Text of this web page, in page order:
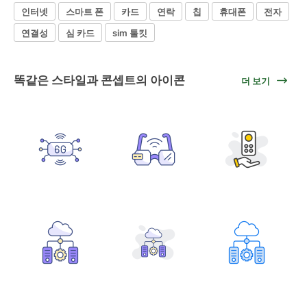
인터넷 스마트 폰 카드 연락 칩 휴대폰
전자
연결성
심 카드 sim 툴킷
똑같은 스타일과 콘셉트의 아이콘 더 보기